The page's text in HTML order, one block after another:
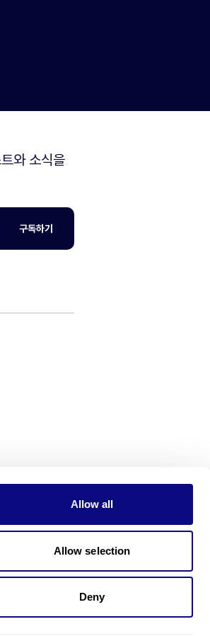
Allow all
Allow selection
Deny
와 소식을
구독하기